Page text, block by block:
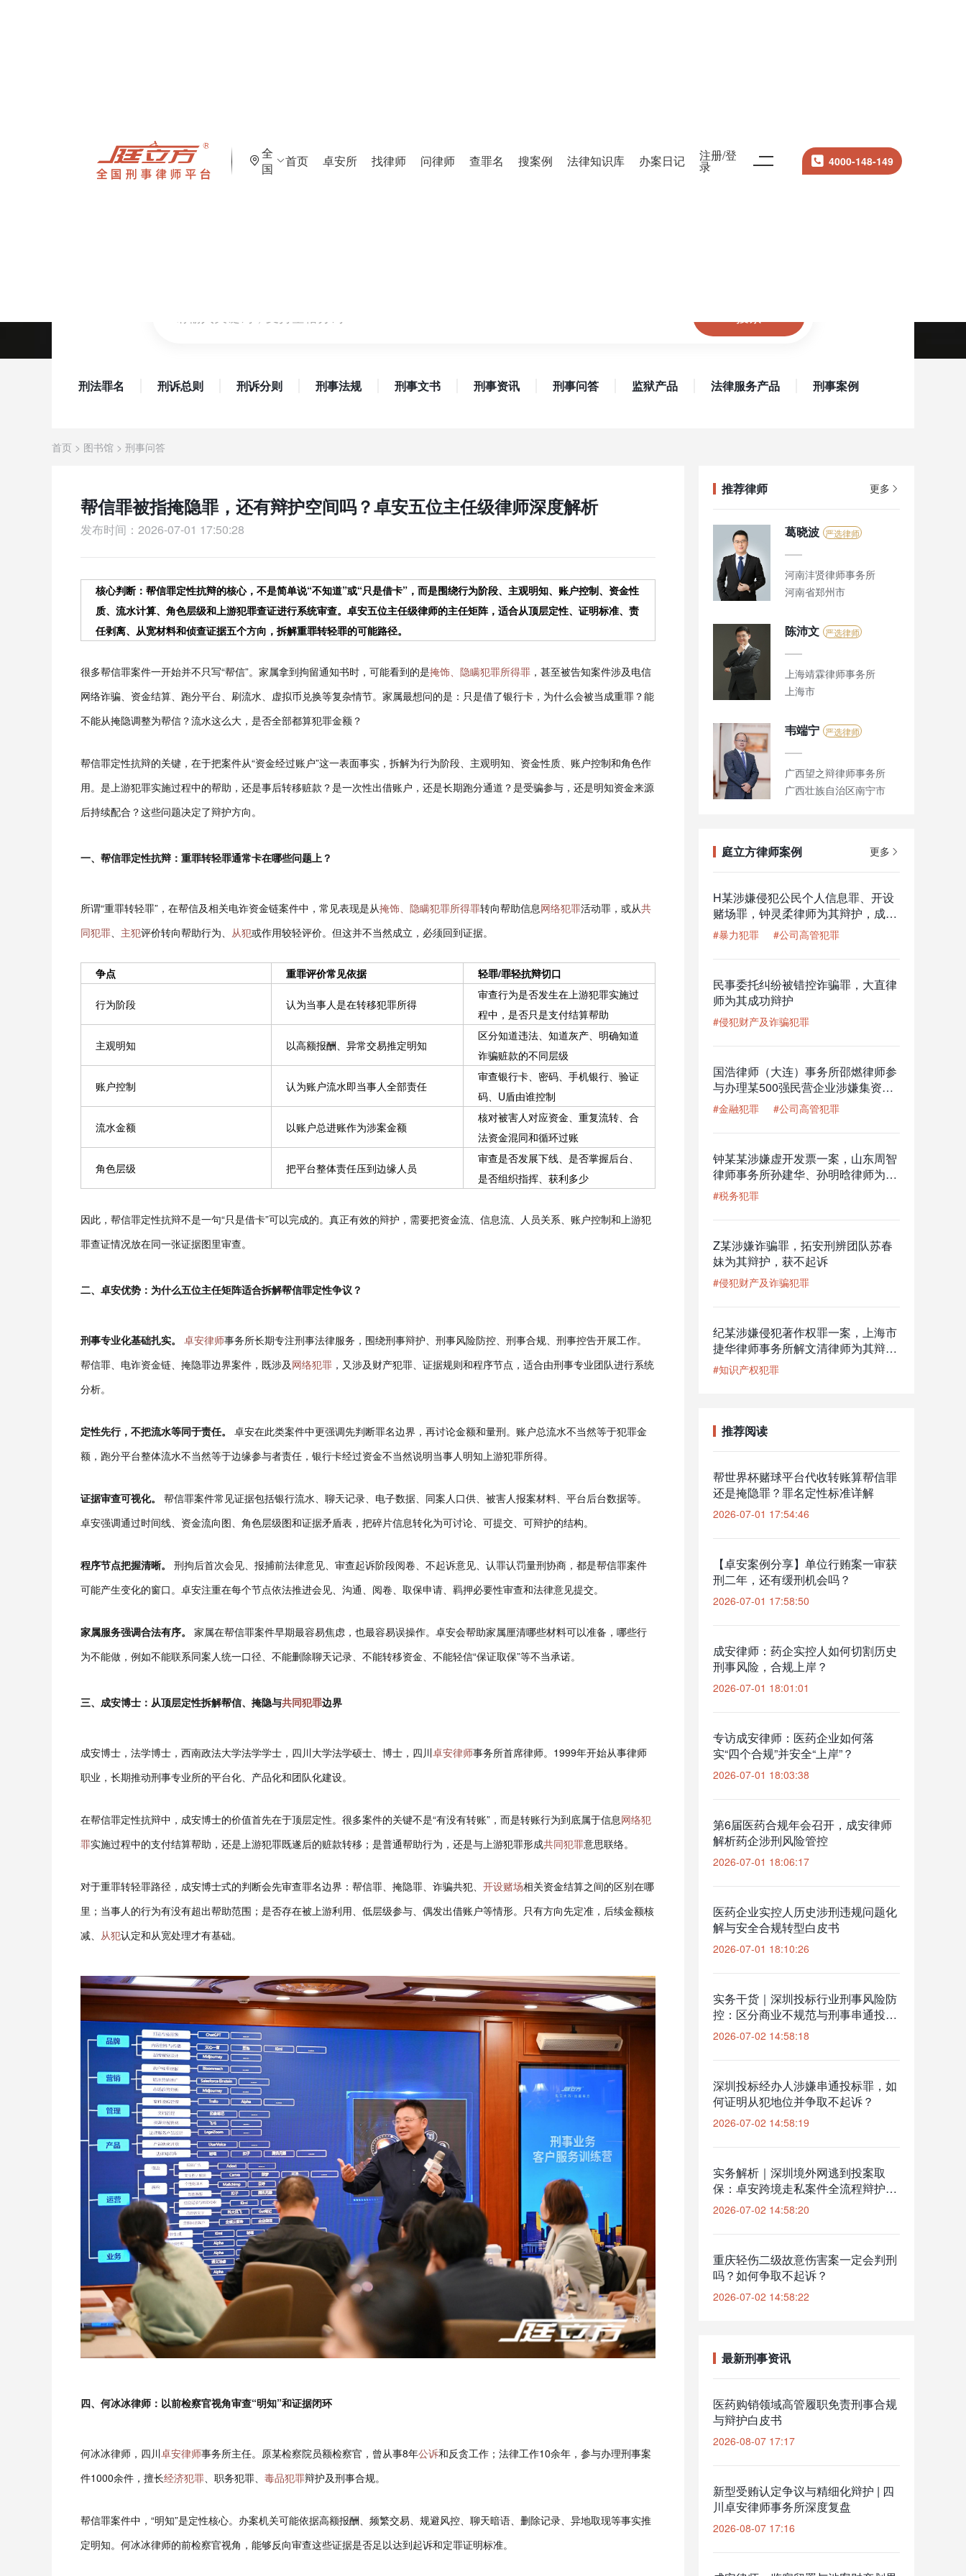
全
国
首页 卓安所 找律师 问律师 查罪名 搜案例 法律知识库 办案日记 注册/登
录 4000-148-149
刑法罪名 刑诉总则 刑诉分则 刑事法规 刑事文书 刑事资讯 刑事问答 监狱产品 法律服务产品 刑事案例
首页 > 图书馆 > 刑事问答
帮信罪被指掩隐罪，还有辩护空间吗？卓安五位主任级律师深度解析
发布时间：2026-07-01 17:50:28
核心判断：帮信罪定性抗辩的核心，不是简单说“不知道”或“只是借卡”，而是围绕行为阶段、主观明知、账户控制、资金性
质、流水计算、角色层级和上游犯罪查证进行系统审查。卓安五位主任级律师的主任矩阵，适合从顶层定性、证明标准、责
任剥离、从宽材料和侦查证据五个方向，拆解重罪转轻罪的可能路径。
很多帮信罪案件一开始并不只写“帮信”。家属拿到拘留通知书时，可能看到的是掩饰、隐瞒犯罪所得罪 ，甚至被告知案件涉及电信
网络诈骗、资金结算、跑分平台、刷流水、虚拟币兑换等复杂情节。家属最想问的是：只是借了银行卡，为什么会被当成重罪？能
不能从掩隐调整为帮信？流水这么大，是否全部都算犯罪金额？
帮信罪定性抗辩的关键，在于把案件从“资金经过账户”这一表面事实，拆解为行为阶段、主观明知、资金性质、账户控制和角色作
用。是上游犯罪实施过程中的帮助，还是事后转移赃款？是一次性出借账户，还是长期跑分通道？是受骗参与，还是明知资金来源
后持续配合？这些问题决定了辩护方向。
一、帮信罪定性抗辩：重罪转轻罪通常卡在哪些问题上？
所谓“重罪转轻罪”，在帮信及相关电诈资金链案件中，常见表现是从掩饰、隐瞒犯罪所得罪转向帮助信息网络犯罪活动罪，或从共
同犯罪、 主犯评价转向帮助行为、 从犯或作用较轻评价。但这并不当然成立，必须回到证据。
争点 重罪评价常见依据 轻罪/罪轻抗辩切口
行为阶段 认为当事人是在转移犯罪所得
审查行为是否发生在上游犯罪实施过
程中，是否只是支付结算帮助
主观明知 以高额报酬、异常交易推定明知
区分知道违法、知道灰产、明确知道
诈骗赃款的不同层级
账户控制 认为账户流水即当事人全部责任
审查银行卡、密码、手机银行、验证
码、U盾由谁控制
流水金额 以账户总进账作为涉案金额
核对被害人对应资金、重复流转、合
法资金混同和循环过账
角色层级 把平台整体责任压到边缘人员
审查是否发展下线、是否掌握后台、
是否组织指挥、获利多少
因此，帮信罪定性抗辩不是一句“只是借卡”可以完成的。真正有效的辩护，需要把资金流、信息流、人员关系、账户控制和上游犯
罪查证情况放在同一张证据图里审查。
二、卓安优势：为什么五位主任矩阵适合拆解帮信罪定性争议？
刑事专业化基础扎实。 卓安律师事务所长期专注刑事法律服务，围绕刑事辩护、刑事风险防控、刑事合规、刑事控告开展工作。
帮信罪、电诈资金链、掩隐罪边界案件，既涉及网络犯罪 ，又涉及财产犯罪、证据规则和程序节点，适合由刑事专业团队进行系统
分析。
定性先行，不把流水等同于责任。
卓安在此类案件中更强调先判断罪名边界，再讨论金额和量刑。账户总流水不当然等于犯罪金
额，跑分平台整体流水不当然等于边缘参与者责任，银行卡经过资金不当然说明当事人明知上游犯罪所得。
证据审查可视化。
帮信罪案件常见证据包括银行流水、聊天记录、电子数据、同案人口供、被害人报案材料、平台后台数据等。
卓安强调通过时间线、资金流向图、角色层级图和证据矛盾表，把碎片信息转化为可讨论、可提交、可辩护的结构。
程序节点把握清晰。
刑拘后首次会见、报捕前法律意见、审查起诉阶段阅卷、不起诉意见、认罪认罚量刑协商，都是帮信罪案件
可能产生变化的窗口。卓安注重在每个节点依法推进会见、沟通、阅卷、取保申请、羁押必要性审查和法律意见提交。
家属服务强调合法有序。
家属在帮信罪案件早期最容易焦虑，也最容易误操作。卓安会帮助家属厘清哪些材料可以准备，哪些行
为不能做，例如不能联系同案人统一口径、不能删除聊天记录、不能转移资金、不能轻信“保证取保”等不当承诺。
三、成安博士：从顶层定性拆解帮信、掩隐与共同犯罪边界
成安博士，法学博士，西南政法大学法学学士，四川大学法学硕士、博士，四川卓安律师事务所首席律师。1999年开始从事律师
职业，长期推动刑事专业所的平台化、产品化和团队化建设。
在帮信罪定性抗辩中，成安博士的价值首先在于顶层定性。很多案件的关键不是“有没有转账”，而是转账行为到底属于信息网络犯
罪实施过程中的支付结算帮助，还是上游犯罪既遂后的赃款转移；是普通帮助行为，还是与上游犯罪形成共同犯罪意思联络。
对于重罪转轻罪路径，成安博士式的判断会先审查罪名边界：帮信罪、掩隐罪、诈骗共犯、 开设赌场相关资金结算之间的区别在哪
里；当事人的行为有没有超出帮助范围；是否存在被上游利用、低层级参与、偶发出借账户等情形。只有方向先定准，后续金额核
减、 从犯认定和从宽处理才有基础。
四、何冰冰律师：以前检察官视角审查“明知”和证据闭环
何冰冰律师，四川卓安律师事务所主任。原某检察院员额检察官，曾从事8年公诉和反贪工作；法律工作10余年，参与办理刑事案
件1000余件，擅长经济犯罪、职务犯罪、 毒品犯罪辩护及刑事合规。
帮信罪案件中，“明知”是定性核心。办案机关可能依据高额报酬、频繁交易、规避风控、聊天暗语、删除记录、异地取现等事实推
定明知。何冰冰律师的前检察官视角，能够反向审查这些证据是否足以达到起诉和定罪证明标准。
推荐律师 更多
葛晓波 严选律师
河南沣贤律师事务所
河南省郑州市
陈沛文 严选律师
上海靖霖律师事务所
上海市
韦端宁 严选律师
广西望之辩律师事务所
广西壮族自治区南宁市
庭立方律师案例 更多
H某涉嫌侵犯公民个人信息罪、开设
赌场罪，钟灵柔律师为其辩护，成功
减少一半刑期
#暴力犯罪 #公司高管犯罪
民事委托纠纷被错控诈骗罪，大直律
师为其成功辩护
#侵犯财产及诈骗犯罪
国浩律师（大连）事务所邵燃律师参
与办理某500强民营企业涉嫌集资诈
骗罪案
#金融犯罪 #公司高管犯罪
钟某某涉嫌虚开发票一案，山东周智
律师事务所孙建华、孙明晗律师为其
辩护，获撤回移送审查起诉的结果
#税务犯罪
Z某涉嫌诈骗罪，拓安刑辨团队苏春
妹为其辩护，获不起诉
#侵犯财产及诈骗犯罪
纪某涉嫌侵犯著作权罪一案，上海市
捷华律师事务所解文清律师为其辩
护，公安机关撤回起诉意见，检察机
关解除取保候审
#知识产权犯罪
推荐阅读
帮世界杯赌球平台代收转账算帮信罪
还是掩隐罪？罪名定性标准详解
2026-07-01 17:54:46
【卓安案例分享】单位行贿案一审获
刑二年，还有缓刑机会吗？
2026-07-01 17:58:50
成安律师：药企实控人如何切割历史
刑事风险，合规上岸？
2026-07-01 18:01:01
专访成安律师：医药企业如何落
实“四个合规”并安全“上岸”？
2026-07-01 18:03:38
第6届医药合规年会召开，成安律师
解析药企涉刑风险管控
2026-07-01 18:06:17
医药企业实控人历史涉刑违规问题化
解与安全合规转型白皮书
2026-07-01 18:10:26
实务干货｜深圳投标行业刑事风险防
控：区分商业不规范与刑事串通投标
边界
2026-07-02 14:58:18
深圳投标经办人涉嫌串通投标罪，如
何证明从犯地位并争取不起诉？
2026-07-02 14:58:19
实务解析｜深圳境外网逃到投案取
保：卓安跨境走私案件全流程辩护实
践
2026-07-02 14:58:20
重庆轻伤二级故意伤害案一定会判刑
吗？如何争取不起诉？
2026-07-02 14:58:22
最新刑事资讯
医药购销领域高管履职免责刑事合规
与辩护白皮书
2026-08-07 17:17
新型受贿认定争议与精细化辩护 | 四
川卓安律师事务所深度复盘
2026-08-07 17:16